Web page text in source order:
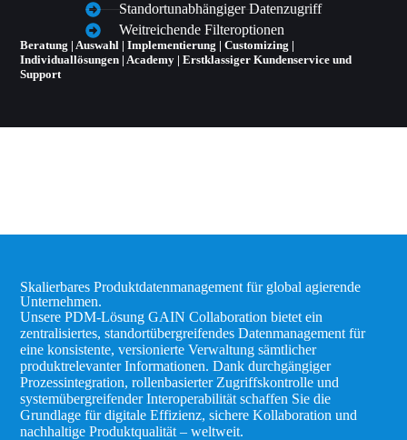
Standortunabhängiger Datenzugriff
Weitreichende Filteroptionen
Beratung | Auswahl | Implementierung | Customizing |
Individuallösungen | Academy | Erstklassiger Kundenservice und
Support
Skalierbares Produktdatenmanagement für global agierende
Unternehmen.
Unsere PDM-Lösung GAIN Collaboration bietet ein
zentralisiertes, standortübergreifendes Datenmanagement für
eine konsistente, versionierte Verwaltung sämtlicher
produktrelevanter Informationen. Dank durchgängiger
Prozessintegration, rollenbasierter Zugriffskontrolle und
systemübergreifender Interoperabilität schaffen Sie die
Grundlage für digitale Effizienz, sichere Kollaboration und
nachhaltige Produktqualität – weltweit.